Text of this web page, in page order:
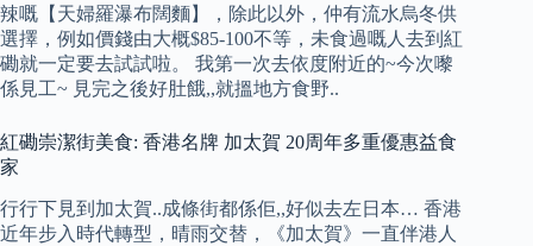
辣嘅【天婦羅瀑布闊麵】，除此以外，仲有流水烏冬供
選擇，例如價錢由大概$85-100不等，未食過嘅人去到紅
磡就一定要去試試啦。 我第一次去依度附近的~今次嚟
係見工~ 見完之後好肚餓,,就搵地方食野..
紅磡崇潔街美食: 香港名牌 加太賀 20周年多重優惠益食
家
行行下見到加太賀..成條街都係佢,,好似去左日本… 香港
近年步入時代轉型，晴雨交替，《加太賀》一直伴港人